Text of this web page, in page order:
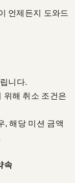
언제든지 도와드
니다.
위해 취소 조건은
, 해당 미션 금액
속